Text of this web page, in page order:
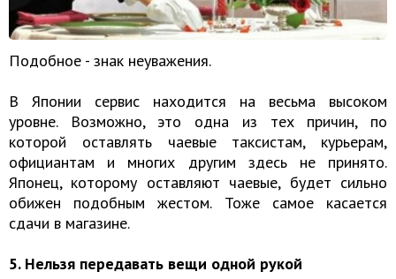
Подобное - знак неуважения.
В Японии сервис находится на весьма высоком
уровне. Возможно, это одна из тех причин, по
которой оставлять чаевые таксистам, курьерам,
официантам и многих другим здесь не принято.
Японец, которому оставляют чаевые, будет сильно
обижен подобным жестом. Тоже самое касается
сдачи в магазине.
5. Нельзя передавать вещи одной рукой